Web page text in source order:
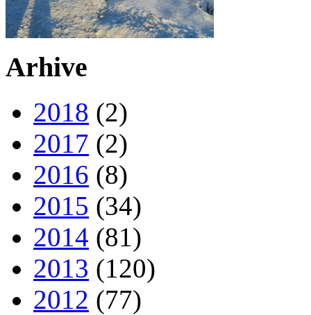
Arhive
2018 (2)
2017 (2)
2016 (8)
2015 (34)
2014 (81)
2013 (120)
2012 (77)